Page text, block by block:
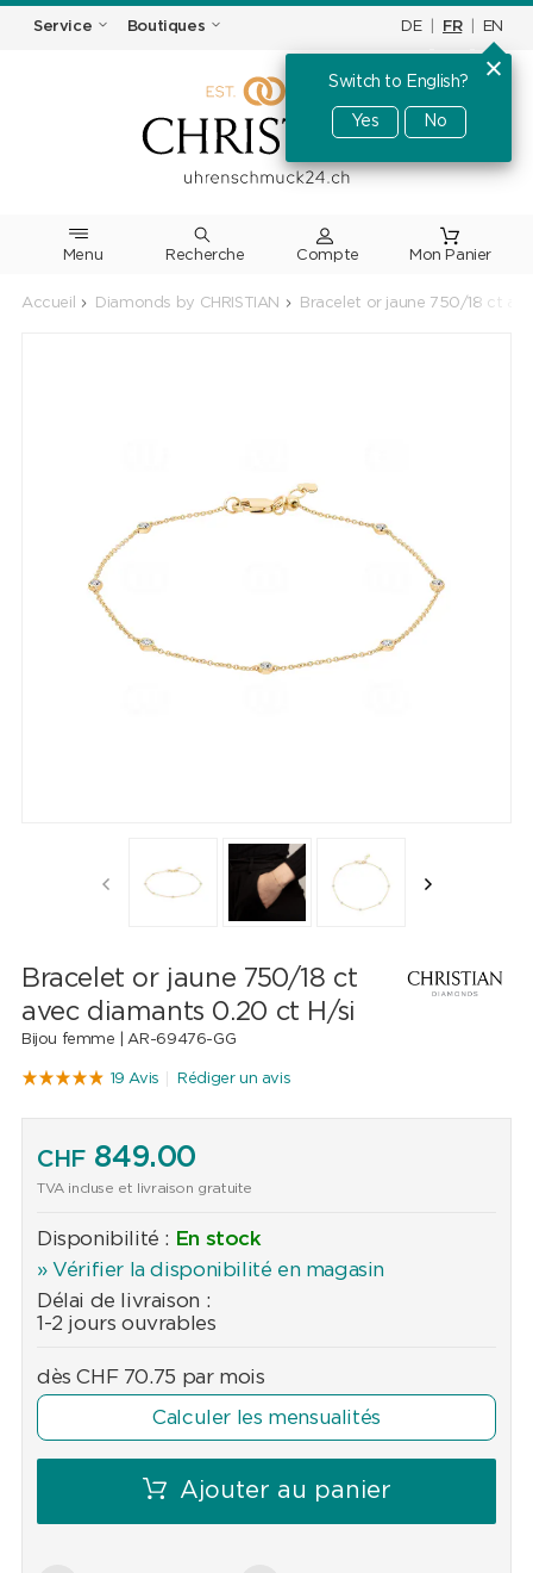
Service Boutiques DE FR EN
Switch to English?
Yes No
Menu Recherche
Accueil Diamonds by CHRISTIAN Bracelet or jaune 750/18 ct
Bracelet or jaune 750/18 ct
avec diamants 0.20 ct H/si
Bijou femme |AR-69476-GG
19 Avis Rédiger un avis
CHF849.00
TVA incluse et livraison gratuite
Disponibilité : En stock
» Vérifier la disponibilité en magasin
Délai de livraison :
1-2 jours ouvrables
dèsCHF 70.75 par mois
Calculer les mensualités
Ajouter au panier